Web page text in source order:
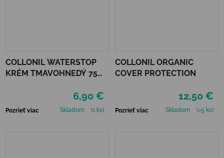
COLLONIL WATERSTOP
KRÉM TMAVOHNEDÝ 75
6,90 €
Pozrieť viac Skladom (1 ks)
COLLONIL ORGANIC
COVER PROTECTION
12,50 €
Pozrieť viac Skladom (>5 ks)